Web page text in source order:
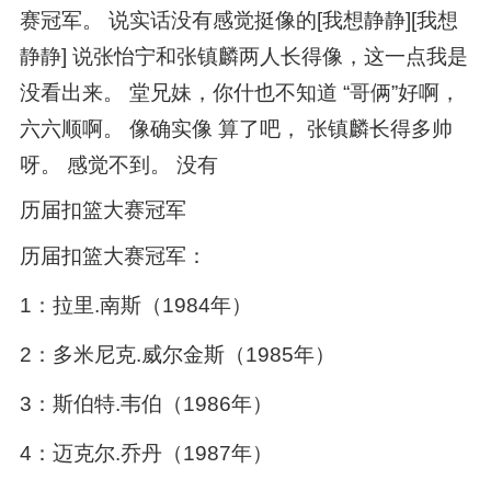
赛冠军。 说实话没有感觉挺像的[我想静静][我想
静静] 说张怡宁和张镇麟两人长得像，这一点我是
没看出来。 堂兄妹，你什也不知道 “哥俩”好啊，
六六顺啊。 像确实像 算了吧， 张镇麟长得多帅
呀。 感觉不到。 没有
历届扣篮大赛冠军
历届扣篮大赛冠军：
1：拉里.南斯（1984年）
2：多米尼克.威尔金斯（1985年）
3：斯伯特.韦伯（1986年）
4：迈克尔.乔丹（1987年）